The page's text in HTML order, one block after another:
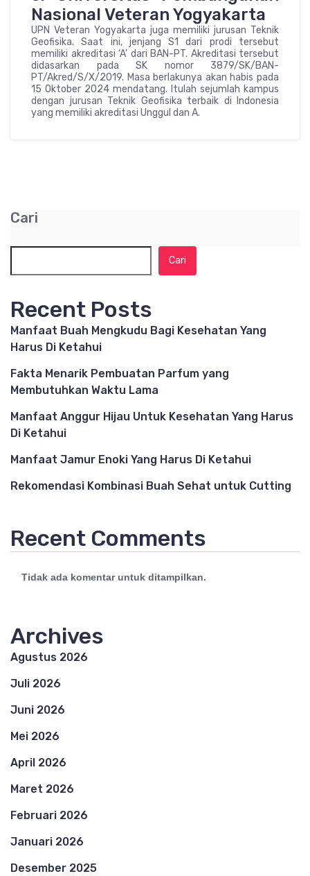
Nasional Veteran Yogyakarta
UPN Veteran Yogyakarta juga memiliki jurusan Teknik
Geofisika. Saat ini, jenjang S1 dari prodi tersebut
memiliki akreditasi ‘A’ dari BAN-PT. Akreditasi tersebut
didasarkan pada SK nomor 3879/SK/BAN-
PT/Akred/S/X/2019. Masa berlakunya akan habis pada
15 Oktober 2024 mendatang. Itulah sejumlah kampus
dengan jurusan Teknik Geofisika terbaik di Indonesia
yang memiliki akreditasi Unggul dan A.
Cari
Cari
Recent Posts
Manfaat Buah Mengkudu Bagi Kesehatan Yang
Harus Di Ketahui
Fakta Menarik Pembuatan Parfum yang
Membutuhkan Waktu Lama
Manfaat Anggur Hijau Untuk Kesehatan Yang Harus
Di Ketahui
Manfaat Jamur Enoki Yang Harus Di Ketahui
Rekomendasi Kombinasi Buah Sehat untuk Cutting
Recent Comments
Tidak ada komentar untuk ditampilkan.
Archives
Agustus 2026
Juli 2026
Juni 2026
Mei 2026
April 2026
Maret 2026
Februari 2026
Januari 2026
Desember 2025